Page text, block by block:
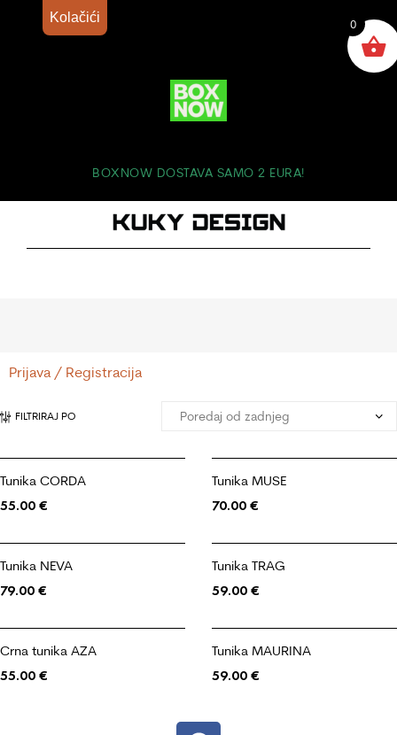
BOXNOW DOSTAVA SAMO 2 EURA!
Prijava / Registracija
FILTRIRAJ PO
Tunika CORDA
55.00 €
Tunika MUSE
70.00 €
Tunika NEVA
79.00 €
Tunika TRAG
59.00 €
Crna tunika AZA
55.00 €
Tunika MAURINA
59.00 €
0
Kolačići